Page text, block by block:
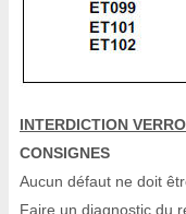
INTERDICTION
CONSIGNES
Aucun défaut ne doit
Faire un diagnostic du